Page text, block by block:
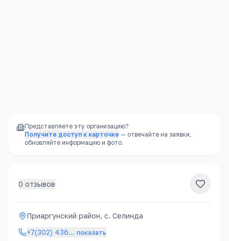
Представляете эту организацию?
Получите доступ к карточке — отвечайте на заявки,
обновляйте информацию и фото.
0 отзывов
Приаргунский район, с. Селинда
+7(302) 436… показать